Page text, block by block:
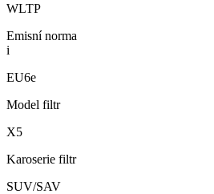
WLTP
Emisní norma
i
EU6e
Model filtr
X5
Karoserie filtr
SUV/SAV